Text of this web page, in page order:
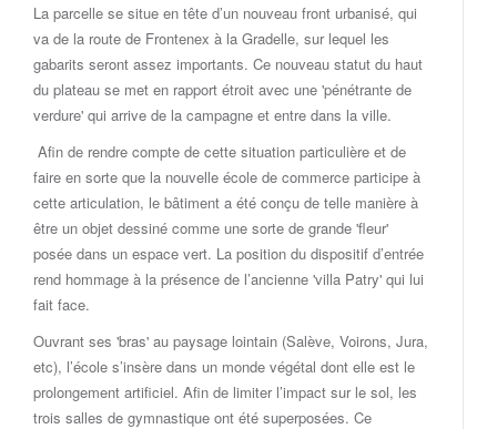
La parcelle se situe en tête d’un nouveau front urbanisé, qui
va de la route de Frontenex à la Gradelle, sur lequel les
gabarits seront assez importants. Ce nouveau statut du haut
du plateau se met en rapport étroit avec une 'pénétrante de
verdure' qui arrive de la campagne et entre dans la ville.
Afin de rendre compte de cette situation particulière et de
faire en sorte que la nouvelle école de commerce participe à
cette articulation, le bâtiment a été conçu de telle manière à
être un objet dessiné comme une sorte de grande 'fleur'
posée dans un espace vert. La position du dispositif d’entrée
rend hommage à la présence de l’ancienne 'villa Patry' qui lui
fait face.
Ouvrant ses 'bras' au paysage lointain (Salève, Voirons, Jura,
etc), l’école s’insère dans un monde végétal dont elle est le
prolongement artificiel. Afin de limiter l’impact sur le sol, les
trois salles de gymnastique ont été superposées. Ce